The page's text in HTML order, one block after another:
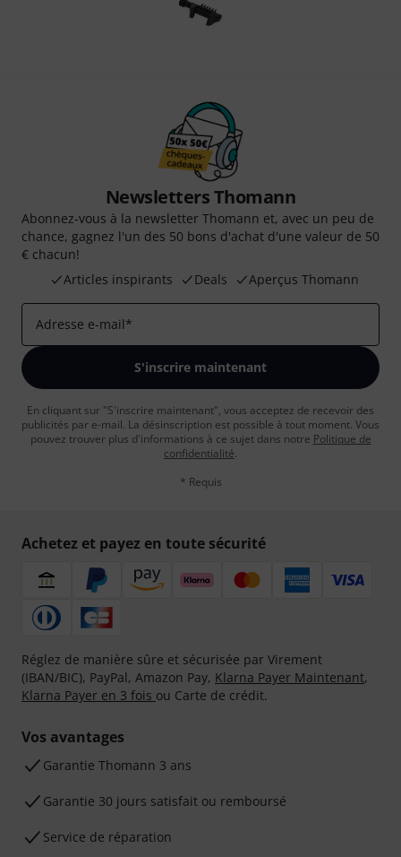
Newsletters Thomann
Abonnez-vous à la newsletter Thomann et, avec un peu de
chance, gagnez l'un des 50 bons d'achat d'une valeur de 50
€ chacun!
Articles inspirants
Deals Aperçus Thomann
Adresse e-mail*
S'inscrire maintenant
En cliquant sur "S'inscrire maintenant", vous acceptez de recevoir des
publicités par e-mail. La désinscription est possible à tout moment. Vous
pouvez trouver plus d'informations à ce sujet dans notre Politique de
confidentialité.
* Requis
Achetez et payez en toute sécurité
Réglez de manière sûre et sécurisée par Virement
(IBAN/BIC), PayPal, Amazon Pay, Klarna Payer Maintenant,
Klarna Payer en 3 fois ou Carte de crédit.
Vos avantages
Ga­ran­tie Thomann 3 ans
Garantie 30 jours satisfait ou remboursé
Service de réparation